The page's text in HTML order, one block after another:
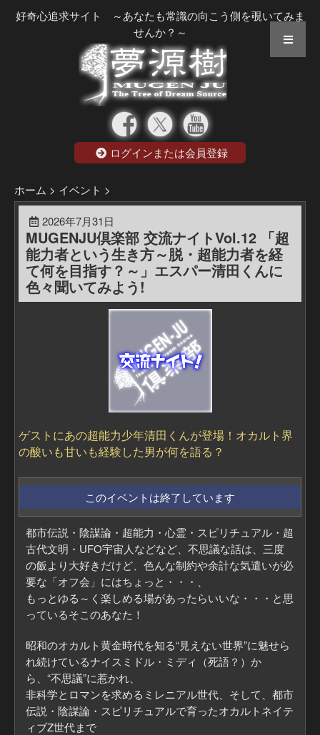
好奇心追求サイト ～あなたも常識の向こう側を覗いてみま
せんか？～
ログインまたは会員登録
ホーム > イベント >
2026年7月31日
MUGENJU倶楽部 交流ナイトVol.12 「超
能力者という生き方～脱・超能力者を経
て何を目指す？～」エスパー清田くんに
色々聞いてみよう!
ゲストにあの超能力少年清田くんが登場！オカルト界
の酸いも甘いも経験した男が何を語る？
このイベントは終了しています
都市伝説・陰謀論・超能力・心霊・スピリチュアル・超
古代文明・UFO宇宙人などなど、不思議な話は、三度
の飯より大好きだけど、色んな制約や余計な気遣いが必
要な「オフ会」にはちょっと・・・、
もっとゆる～く楽しめる場があったらいいな・・・と思
っているそこのあなた！
昭和のオカルト黄金時代を知る“見えない世界”に魅せら
れ続けているナイスミドル・ミディ（死語？）か
ら、“不思議”に惹かれ、
非科学とロマンを求めるミレニアル世代、そして、都市
伝説・陰謀論・スピリチュアルで育ったオカルトネイテ
ィブZ世代まで